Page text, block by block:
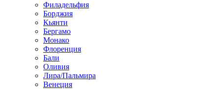
Филадельфия
Борджия
Кьянти
Бергамо
Монако
Флоренция
Бали
Оливия
Лира/Пальмира
Венеция